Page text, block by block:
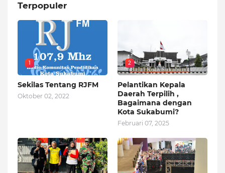
Terpopuler
1
Sekilas Tentang RJFM
Oktober 02, 2022
2
Pelantikan Kepala
Daerah Terpilih ,
Bagaimana dengan
Kota Sukabumi?
Februari 07, 2025